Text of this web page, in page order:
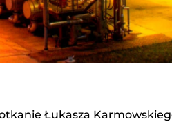
Łukasza